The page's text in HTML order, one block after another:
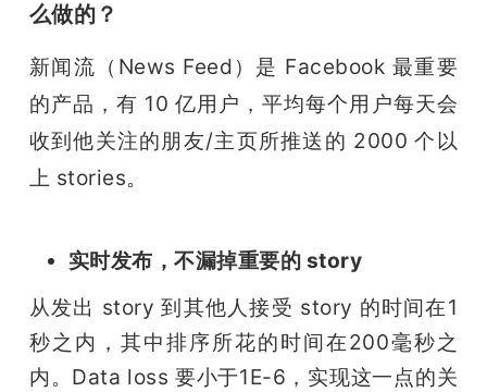
么做的？
新闻流（News Feed）是 Facebook 最重要
的产品，有 10 亿用户，平均每个用户每天会
收到他关注的朋友/主页所推送的 2000 个以
上 stories。
实时发布，不漏掉重要的 story
从发出 story 到其他人接受 story 的时间在1
秒之内，其中排序所花的时间在200毫秒之
内。Data loss 要小于1E-6，实现这一点的关